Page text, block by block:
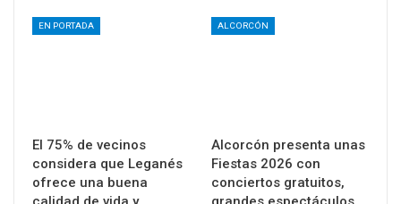
EN PORTADA
El 75% de vecinos
considera que Leganés
ofrece una buena
ALCORCÓN
Alcorcón presenta unas
Fiestas 2026 con
conciertos gratuitos,